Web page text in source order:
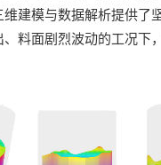
建模与数据解析提供了
料面剧烈波动的工况下